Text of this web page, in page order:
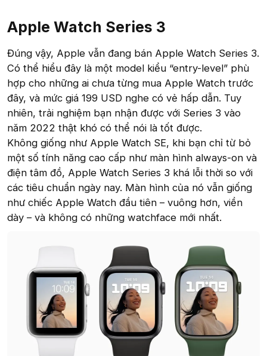
Apple Watch Series 3​
Đúng vậy, Apple vẫn đang bán Apple Watch Series 3.
Có thể hiểu đây là một model kiểu “entry-level” phù
hợp cho những ai chưa từng mua Apple Watch trước
đây, và mức giá 199 USD nghe có vẻ hấp dẫn. Tuy
nhiên, trải nghiệm bạn nhận được với Series 3 vào
năm 2022 thật khó có thể nói là tốt được.
Không giống như Apple Watch SE, khi bạn chỉ từ bỏ
một số tính năng cao cấp như màn hình always-on và
điện tâm đồ, Apple Watch Series 3 khá lỗi thời so với
các tiêu chuẩn ngày nay. Màn hình của nó vẫn giống
như chiếc Apple Watch đầu tiên – vuông hơn, viền
dày – và không có những watchface mới nhất.